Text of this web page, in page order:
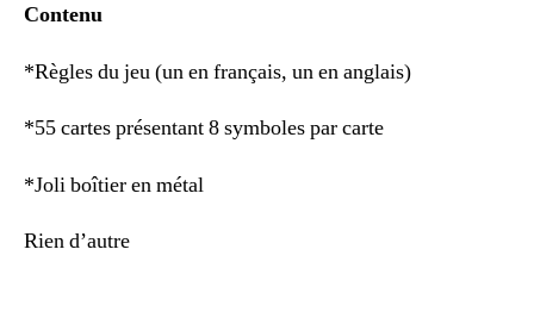
Contenu
*Règles du jeu (un en français, un en anglais)
*55 cartes présentant 8 symboles par carte
*Joli boîtier en métal
Rien d’autre